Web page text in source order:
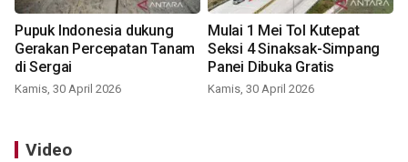
Pupuk Indonesia dukung
Gerakan Percepatan Tanam
di Sergai
Kamis, 30 April 2026
Mulai 1 Mei Tol Kutepat
Seksi 4 Sinaksak-Simpang
Panei Dibuka Gratis
Kamis, 30 April 2026
Video